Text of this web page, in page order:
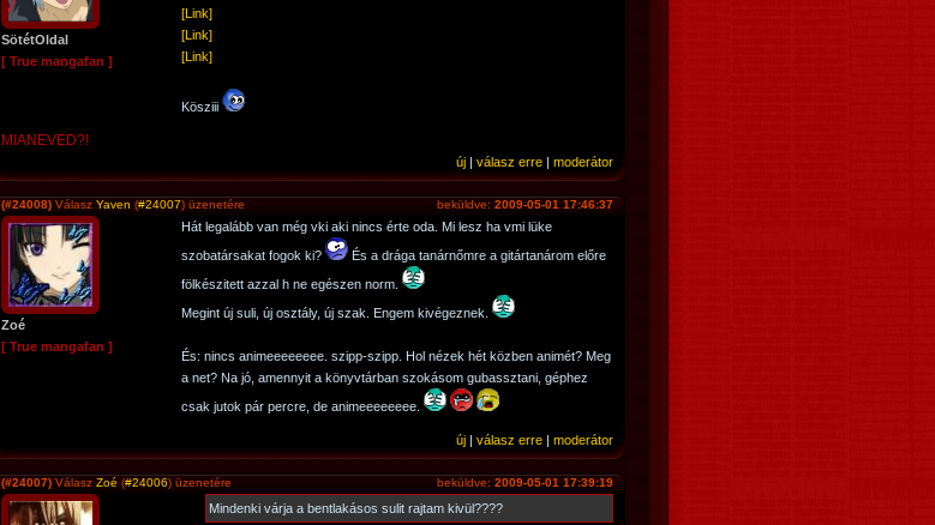
SötétOldal
[ True mangafan ]
[Link]
[Link]
[Link]
Kösziii
MIANEVED?!
új | válasz erre | moderátor
beküldve: 2009-05-01 17:46:37
(#24008) Válasz Yaven (#24007) üzenetére
Zoé
[ True mangafan ]
Hát legalább van még vki aki nincs érte oda. Mi lesz ha vmi lüke
szobatársakat fogok ki?
És a drága tanárnőmre a gitártanárom előre
fölkészitett azzal h ne egészen norm.
Megint új suli, új osztály, új szak. Engem kivégeznek.
És: nincs animeeeeeeee. szipp-szipp. Hol nézek hét közben animét? Meg
a net? Na jó, amennyit a könyvtárban szokásom gubassztani, géphez
csak jutok pár percre, de animeeeeeeee.
új | válasz erre | moderátor
beküldve: 2009-05-01 17:39:19
(#24007) Válasz Zoé (#24006) üzenetére
Mindenki várja a bentlakásos sulit rajtam kivül????